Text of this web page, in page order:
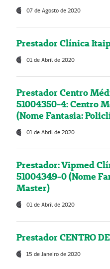
07 de Agosto de 2020
Prestador Clínica
01 de Abril de 2020
Prestador Centro
51004350-4: Centro
(Nome Fantasia:
01 de Abril de 2020
Prestador: Vipmed
51004349-0 (Nome
Master)
01 de Abril de 2020
Prestador CENTRO
15 de Janeiro de 2020